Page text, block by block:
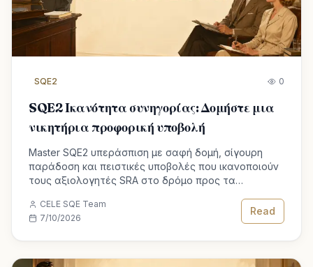
SQE2 0
SQE2 Ικανότητα συνηγορίας: Δομήστε μια
νικητήρια προφορική υποβολή
Master SQE2 υπεράσπιση με σαφή δομή, σίγουρη
παράδοση και πειστικές υποβολές που ικανοποιούν
τους αξιολογητές SRA στο δρόμο προς τα
CELE SQE Team
7/10/2026
Read